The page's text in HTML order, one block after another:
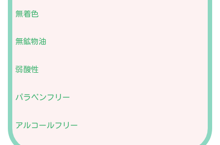
無着色
無鉱物油
弱酸性
パラペンフリー
アルコールフリー